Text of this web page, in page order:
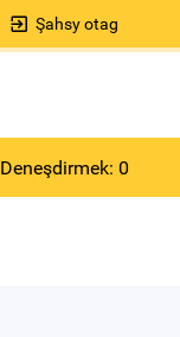
Şahsy otag
Deneşdirmek: 0